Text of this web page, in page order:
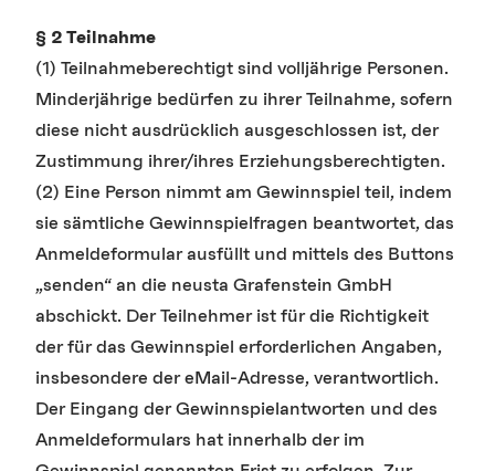
§ 2 Teilnahme
(1) Teilnahmeberechtigt sind volljährige Personen.
Minderjährige bedürfen zu ihrer Teilnahme, sofern
diese nicht ausdrücklich ausgeschlossen ist, der
Zustimmung ihrer/ihres Erziehungsberechtigten.
(2) Eine Person nimmt am Gewinnspiel teil, indem
sie sämtliche Gewinnspielfragen beantwortet, das
Anmeldeformular ausfüllt und mittels des Buttons
„senden“ an die neusta Grafenstein GmbH
abschickt. Der Teilnehmer ist für die Richtigkeit
der für das Gewinnspiel erforderlichen Angaben,
insbesondere der eMail-Adresse, verantwortlich.
Der Eingang der Gewinnspielantworten und des
Anmeldeformulars hat innerhalb der im